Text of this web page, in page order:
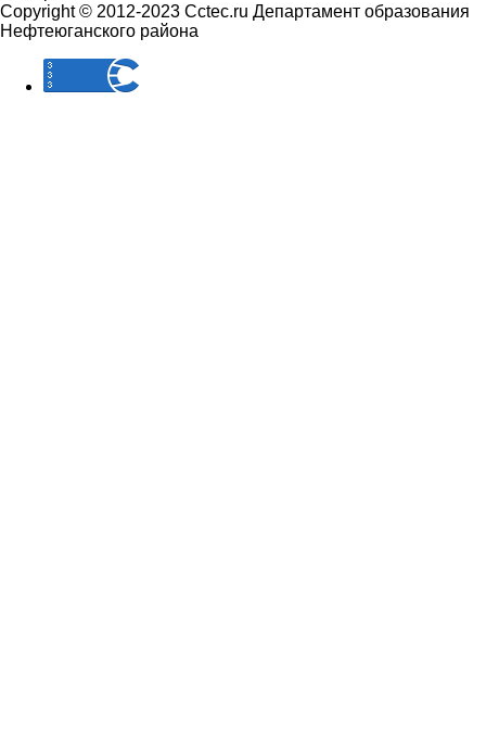
Copyright © 2012-2023 Cctec.ru Департамент образования
Нефтеюганского района